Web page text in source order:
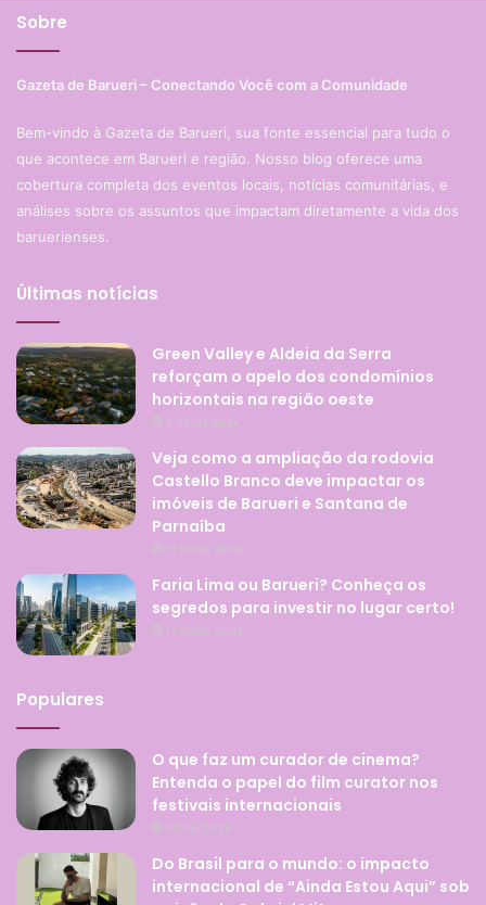
Sobre
Gazeta de Barueri – Conectando Você com a Comunidade
Bem-vindo à Gazeta de Barueri, sua fonte essencial para tudo o
que acontece em Barueri e região. Nosso blog oferece uma
cobertura completa dos eventos locais, notícias comunitárias, e
análises sobre os assuntos que impactam diretamente a vida dos
baruerienses.
Últimas notícias
Green Valley e Aldeia da Serra
reforçam o apelo dos condomínios
horizontais na região oeste
5 horas atrás
Veja como a ampliação da rodovia
Castello Branco deve impactar os
imóveis de Barueri e Santana de
Parnaíba
11 horas atrás
Faria Lima ou Barueri? Conheça os
segredos para investir no lugar certo!
11 horas atrás
Populares
O que faz um curador de cinema?
Entenda o papel do film curator nos
festivais internacionais
01/05/2025
Do Brasil para o mundo: o impacto
internacional de “Ainda Estou Aqui” sob